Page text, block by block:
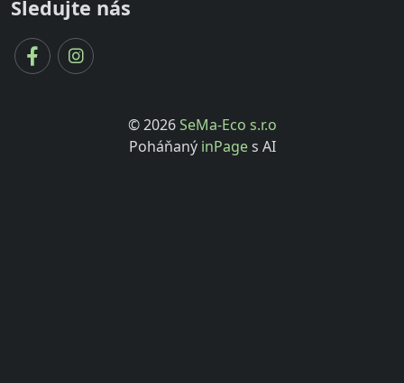
Sledujte nás
© 2026SeMa-Eco s.r.o
Poháňaný inPages AI